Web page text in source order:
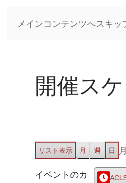
メインコンテンツへスキッ
開催ス
リスト表示 月 週 日 月
イベントのカ